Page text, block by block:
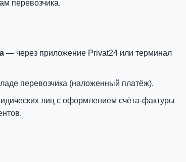
перевозчика.
— через приложение Privat24 или терминал
перевозчика (наложенный платёж).
лиц с оформлением счёта-фактуры